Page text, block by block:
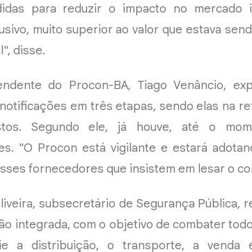
para reduzir o impacto no mercado
muito superior ao valor que estava
disse.
do Procon-BA, Tiago Venâncio,
em três etapas, sendo elas na
Segundo ele, já houve, até o
"O Procon está vigilante e estará
fornecedores que insistem em lesar o
subsecretário de Segurança Pública,
integrada, com o objetivo de combater
a distribuição, o transporte, a venda